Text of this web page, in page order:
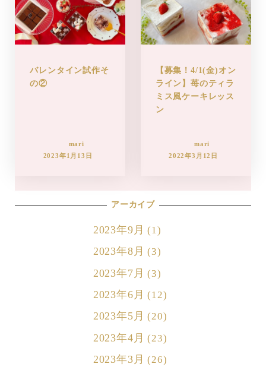
バレンタイン試作そ
の②
mari
2023年1月13日
【募集！4/1(金)オン
ライン】苺のティラ
ミス風ケーキレッス
ン
mari
2022年3月12日
アーカイブ
2023年9月 (1)
2023年8月 (3)
2023年7月 (3)
2023年6月 (12)
2023年5月 (20)
2023年4月 (23)
2023年3月 (26)